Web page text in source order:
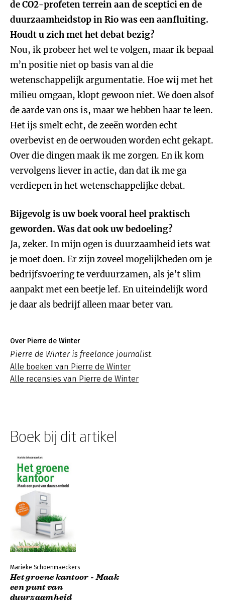
de CO2-profeten terrein aan de sceptici en de
duurzaamheidstop in Rio was een aanfluiting.
Houdt u zich met het debat bezig?
Nou, ik probeer het wel te volgen, maar ik bepaal
m’n positie niet op basis van al die
wetenschappelijk argumentatie. Hoe wij met het
milieu omgaan, klopt gewoon niet. We doen alsof
de aarde van ons is, maar we hebben haar te leen.
Het ijs smelt echt, de zeeën worden echt
overbevist en de oerwouden worden echt gekapt.
Over die dingen maak ik me zorgen. En ik kom
vervolgens liever in actie, dan dat ik me ga
verdiepen in het wetenschappelijke debat.
Bijgevolg is uw boek vooral heel praktisch
geworden. Was dat ook uw bedoeling?
Ja, zeker. In mijn ogen is duurzaamheid iets wat
je moet doen. Er zijn zoveel mogelijkheden om je
bedrijfsvoering te verduurzamen, als je’t slim
aanpakt met een beetje lef. En uiteindelijk word
je daar als bedrijf alleen maar beter van.
Over Pierre de Winter
Pierre de Winter is freelance journalist.
Alle boeken van Pierre de Winter
Alle recensies van Pierre de Winter
Boek bij dit artikel
Marieke Schoenmaeckers
Het groene kantoor - Maak
een punt van
duurzaamheid